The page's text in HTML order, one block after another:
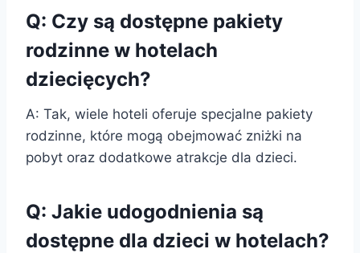
Q: Czy są dostępne pakiety
rodzinne w hotelach
dziecięcych?
A: Tak, wiele hoteli oferuje specjalne pakiety
rodzinne, które mogą obejmować zniżki na
pobyt oraz dodatkowe atrakcje dla dzieci.
Q: Jakie udogodnienia są
dostępne dla dzieci w hotelach?